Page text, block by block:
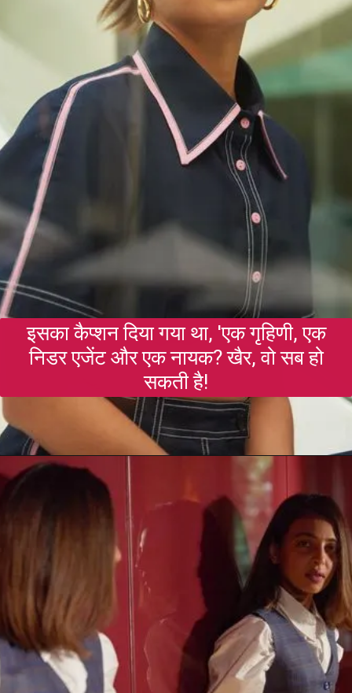
इसका कैप्शन दिया गया था, 'एक गृहिणी, एक
निडर एजेंट और एक नायक? खैर, वो सब हो
सकती है!